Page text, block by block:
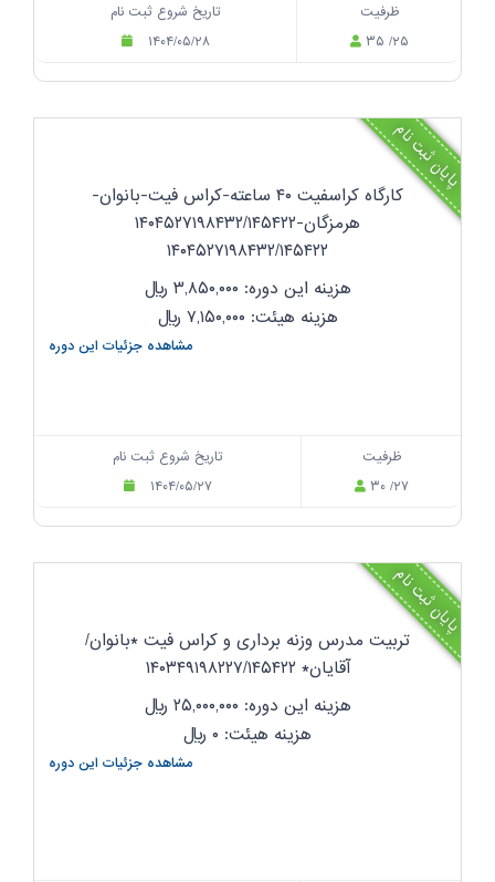
تاریخ شروع ثبت نام
۱۴۰۴/۰۵/۲۸
ظرفیت
۳۵ /۲۵
پایان ثبت نام
کارگاه کراسفیت ۴۰ ساعته-کراس فیت-بانوان-
هرمزگان-۱۴۰۴۵۲۷۱۹۸۴۳۲/۱۴۵۴۲۲
۱۴۰۴۵۲۷۱۹۸۴۳۲/۱۴۵۴۲۲
هزینه این دوره: ۳,۸۵۰,۰۰۰
ریال
هزینه هیئت: ۷,۱۵۰,۰۰۰
ریال
مشاهده جزئیات این دوره
تاریخ شروع ثبت نام
۱۴۰۴/۰۵/۲۷
ظرفیت
۳۰ /۲۷
پایان ثبت نام
تربیت مدرس وزنه برداری و کراس فیت *بانوان/
آقایان* ۱۴۰۳۴۹۱۹۸۲۲۷/۱۴۵۴۲۲
هزینه این دوره: ۲۵,۰۰۰,۰۰۰
ریال
هزینه هیئت: ۰
ریال
مشاهده جزئیات این دوره